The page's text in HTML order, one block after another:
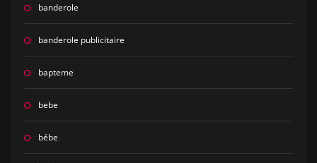
banderole
banderole publicitaire
bapteme
bebe
bébe